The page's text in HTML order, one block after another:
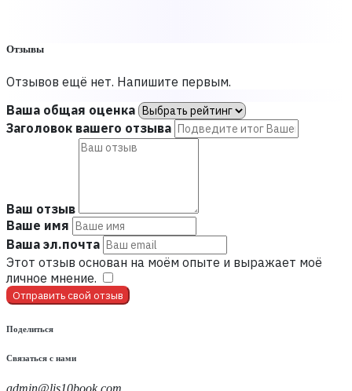
Отзывы
Отзывов ещё нет. Напишите первым.
Ваша общая оценка
Заголовок вашего отзыва
Ваш отзыв
Ваше имя
Ваша эл.почта
Этот отзыв основан на моём опыте и выражает моё
личное мнение.
Отправить свой отзыв
Поделиться
Связаться с нами